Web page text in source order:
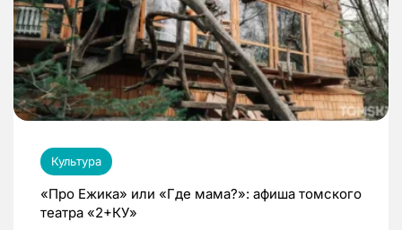
Культура
«Про Ежика» или «Где мама?»: афиша томского
театра «2+КУ»